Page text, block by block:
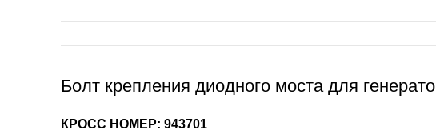
Болт крепления диодного моста для
КРОСС НОМЕР: 943701